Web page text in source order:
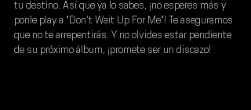
tu destino. Así que ya lo sabes, ¡no esperes más y
ponle play a "Don't Wait Up For Me"! Te aseguramos
que no te arrepentirás. Y no olvides estar pendiente
de su próximo álbum, ¡promete ser un discazo!